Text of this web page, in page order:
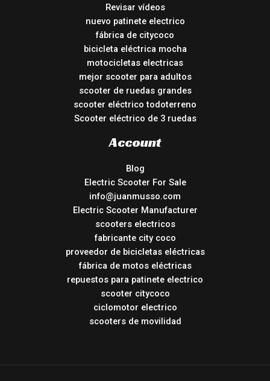
Revisar vídeos
nuevo patinete electrico
fábrica de citycoco
bicicleta eléctrica mocha
motocicletas electricas
mejor scooter para adultos
scooter de ruedas grandes
scooter eléctrico todoterreno
Scooter eléctrico de 3 ruedas
Account
Blog
Electric Scooter For Sale
info@juanmusso.com
Electric Scooter Manufacturer
scooters electricos
fabricante city coco
proveedor de bicicletas eléctricas
fábrica de motos eléctricas
repuestos para patinete electrico
scooter citycoco
ciclomotor electrico
scooters de movilidad